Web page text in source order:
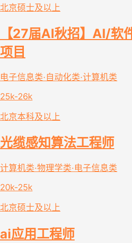
北京硕士及以上
【27届AI秋招】AI/软
项目
电子信息类·自动化类·计算机类
25k-26k
北京本科及以上
光缆感知算法工程师
计算机类·物理学类·电子信息类
20k-25k
北京硕士及以上
ai应用工程师